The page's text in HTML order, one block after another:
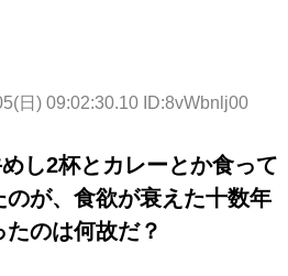
日) 09:02:30.10 ID:8vWbnlj00
し2杯とカレーとか食って
が、食欲が衰えた十数年
のは何故だ？